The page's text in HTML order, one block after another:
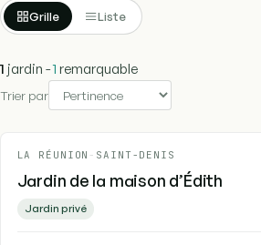
Grille Liste
1 jardin -1 remarquable
Trier par
LA RÉUNION - SAINT-DENIS
Jardin de la maison d’Édith
Jardin privé